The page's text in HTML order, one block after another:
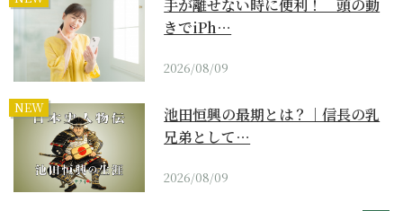
手が離せない時に便利！ 頭の動
きでiPh…
2026/08/09
NEW
池田恒興の最期とは？｜信長の乳
兄弟として…
2026/08/09